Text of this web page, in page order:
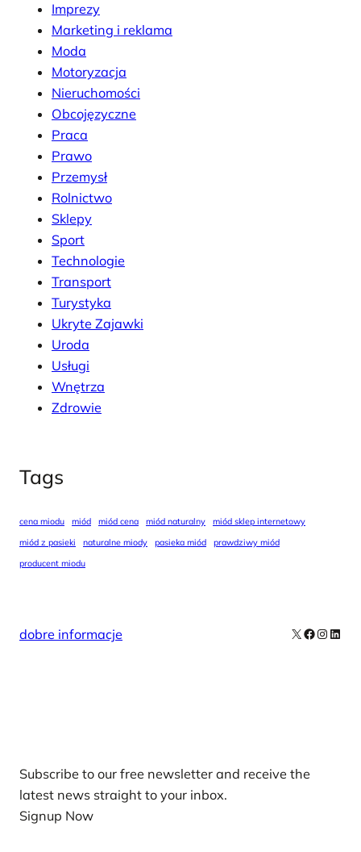
Imprezy
Marketing i reklama
Moda
Motoryzacja
Nieruchomości
Obcojęzyczne
Praca
Prawo
Przemysł
Rolnictwo
Sklepy
Sport
Technologie
Transport
Turystyka
Ukryte Zajawki
Uroda
Usługi
Wnętrza
Zdrowie
Tags
cena miodu miód miód cena miód naturalny
miód sklep internetowy
miód z pasieki
naturalne miody pasieka miód
prawdziwy miód
producent miodu
dobre informacje X Facebook
Subscribe to our free newsletter and receive the
latest news straight to your inbox.
Signup Now